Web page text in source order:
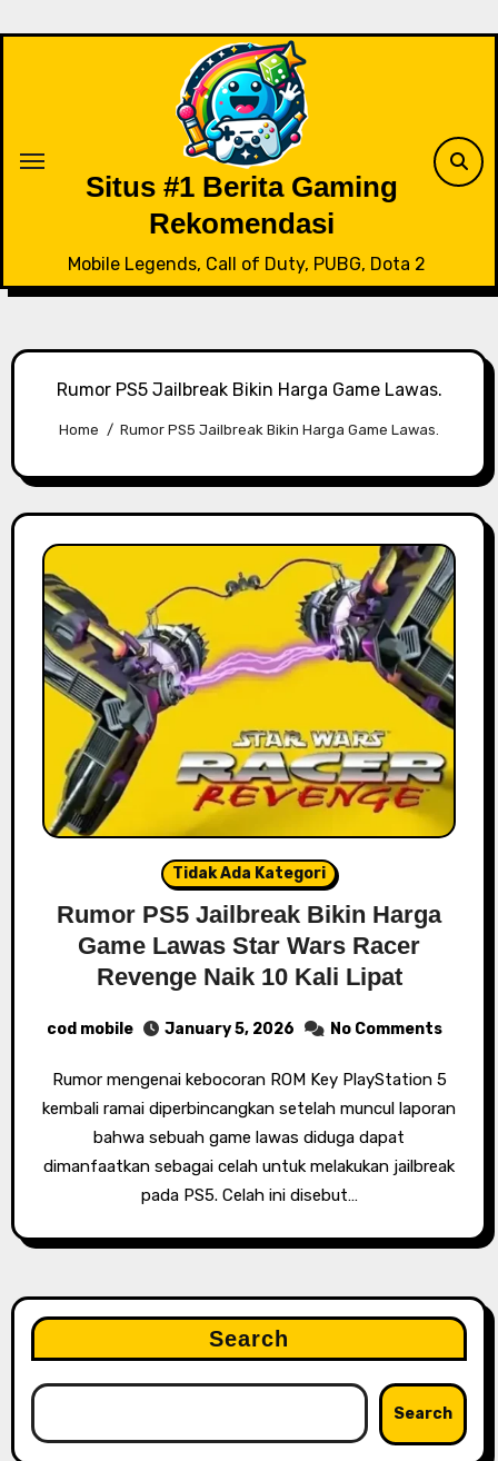
Situs #1 Berita Gaming
Rekomendasi
Mobile Legends, Call of Duty, PUBG, Dota 2
Rumor PS5 Jailbreak Bikin Harga Game Lawas.
Home Rumor PS5 Jailbreak Bikin Harga Game Lawas.
Tidak Ada Kategori
Rumor PS5 Jailbreak Bikin Harga
Game Lawas Star Wars Racer
Revenge Naik 10 Kali Lipat
cod mobile January 5, 2026 No Comments
Rumor mengenai kebocoran ROM Key PlayStation 5
kembali ramai diperbincangkan setelah muncul laporan
bahwa sebuah game lawas diduga dapat
dimanfaatkan sebagai celah untuk melakukan jailbreak
pada PS5. Celah ini disebut…
Search
Search